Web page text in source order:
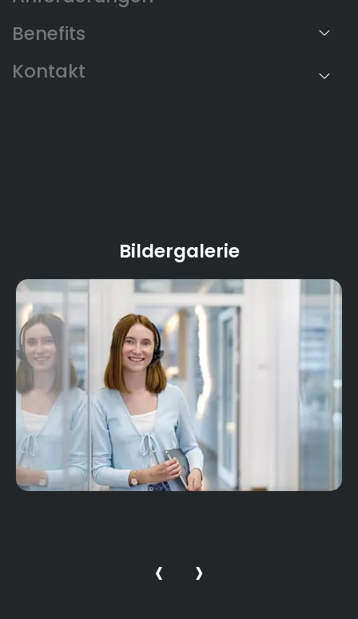
Benefits
Bildergalerie
‹ ›